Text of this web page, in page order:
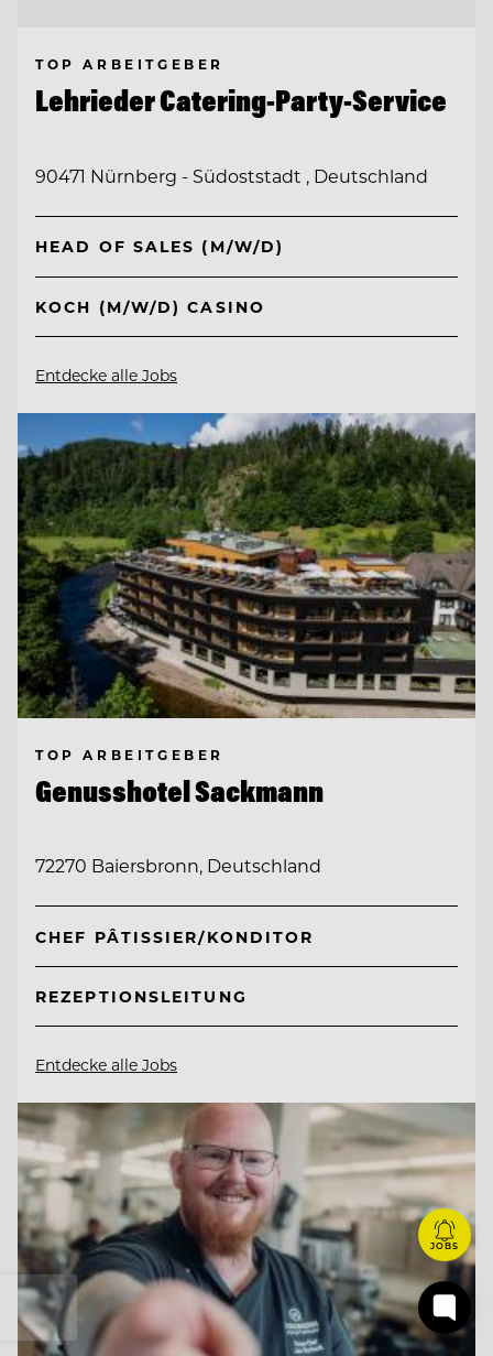
TOP ARBEITGEBER
Lehrieder Catering-Party-Service
90471 Nürnberg - Südoststadt , Deutschland
HEAD OF SALES (M/W/D)
KOCH (M/W/D) CASINO
Entdecke alle Jobs
TOP ARBEITGEBER
Genusshotel Sackmann
72270 Baiersbronn, Deutschland
CHEF PÂTISSIER/KONDITOR
REZEPTIONSLEITUNG
Entdecke alle Jobs
JOBS